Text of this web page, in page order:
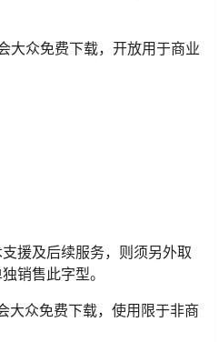
大众免费下载，开放用于商业
援及后续服务，则须另外取
销售此字型。
大众免费下载，使用限于非商